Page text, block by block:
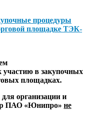
процедуры
площадке ТЭК-
участию в закупочных
площадках.
организации и
ПАО «Юнипро» не